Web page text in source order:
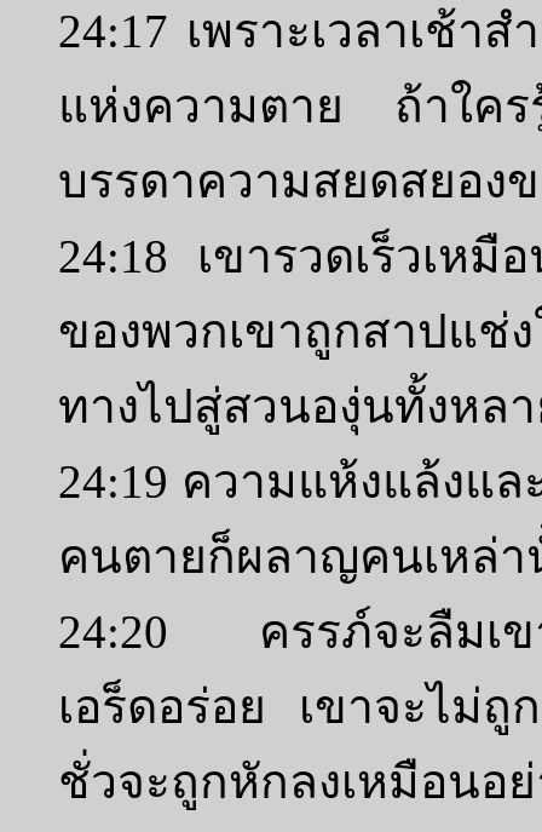
24:17 เพราะเวลาเช้า
แห่งความตาย ถ้าใคร
บรรดาความสยดสยอง
24:18 เขารวดเร็วเห
ของพวกเขาถูกสาปแ
ทางไปสู่สวนองุ่นทั้งหล
24:19 ความแห้งแล้งแ
คนตายก็ผลาญคนเหล่
24:20 ครรภ์จะลืมเ
เอร็ดอร่อย เขาจะไม่
ชั่วจะถูกหักลงเหมือนอ